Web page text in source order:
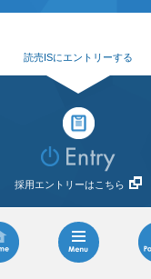
読売ISにエントリーする
採用エントリーはこちら